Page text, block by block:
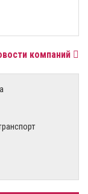
компаний